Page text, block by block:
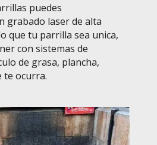
puedes
grabado laser de alta
que tu parrilla sea unica,
con sistemas de
de grasa, plancha,
te ocurra.